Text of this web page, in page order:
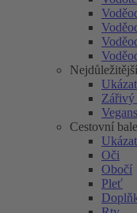
Zářivý
Cestovní
Oči
Obočí
Pleť